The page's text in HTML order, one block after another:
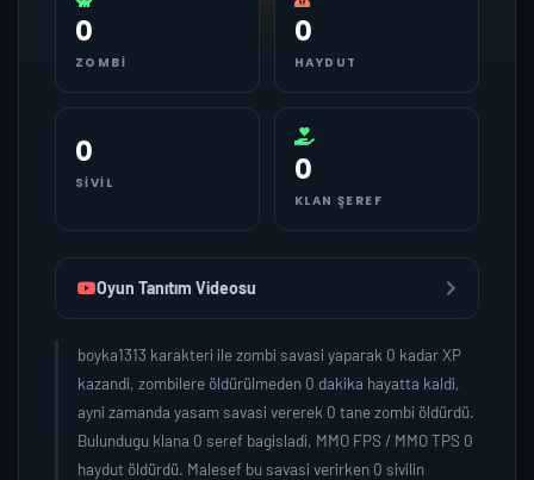
0
ZOMBI
0
HAYDUT
0
SIVIL 0
KLAN ŞEREF
Oyun Tanıtım Videosu
boyka1313 karakteri ile zombi savasi yaparak 0 kadar XP
kazandi, zombilere öldürülmeden 0 dakika hayatta kaldi,
ayni zamanda yasam savasi vererek 0 tane zombi öldürdü.
Bulundugu klana 0 seref bagisladi, MMO FPS / MMO TPS 0
haydut öldürdü. Malesef bu savasi verirken 0 sivilin